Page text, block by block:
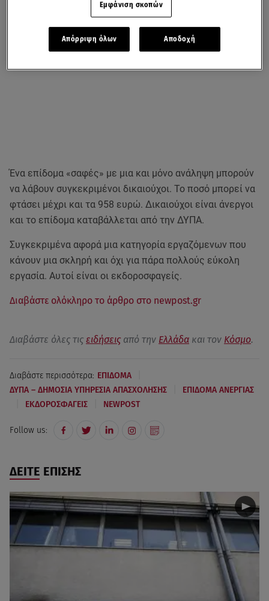
Ένα επίδομα «σαφές» με μια και μόνο ανάληψη μπορούν
να λάβουν συγκεκριμένοι δικαιούχοι. Το ποσό μπορεί να
φτάσει μέχρι και τα 958 ευρώ. Δικαιούχοι είναι άνεργοι
και το επίδομα καταβάλλεται από την ΔΥΠΑ.
Συγκεκριμένα αφορά μια κατηγορία εργαζόμενων που
κάνουν μια σκληρή και όχι για πάρα πολλούς εύκολη
εργασία. Αυτοί είναι οι εκδοροσφαγείς.
Διαβάστε ολόκληρο το άρθρο στο newpost.gr
Διαβάστε όλες τις ειδήσεις από την Ελλάδα και τον Κόσμο.
Διαβάστε περισσότερα: ΕΠΙΔΟΜΑ
ΔΥΠΑ – ΔΗΜΟΣΙΑ ΥΠΗΡΕΣΙΑ ΑΠΑΣΧΟΛΗΣΗΣ ΕΠΙΔΟΜΑ ΑΝΕΡΓΙΑΣ
ΕΚΔΟΡΟΣΦΑΓΕΙΣ NEWPOST
Follow us:
ΔΕΙΤΕ ΕΠΙΣΗΣ
Εμφάνιση σκοπών
Απόρριψη όλων Αποδοχή